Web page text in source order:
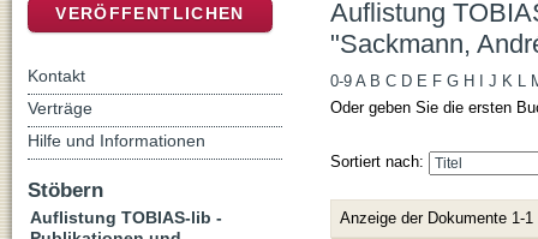
Auflistung
"Sackmann,
0-9 A B C D E F G H J K L
Oder geben Sie die ersten
Sortiert nach:
Anzeige der Dokumente 1-1
VERÖFFENTLICHEN
Kontakt
Verträge
Hilfe und Informationen
Stöbern
Auflistung TOBIAS-lib -